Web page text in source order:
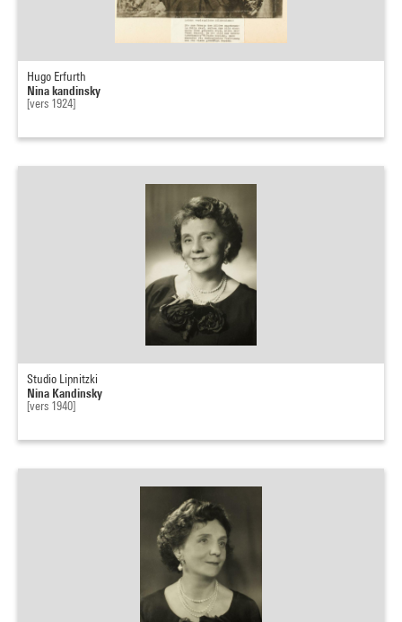
Hugo Erfurth
Nina kandinsky
[vers 1924]
Studio Lipnitzki
Nina Kandinsky
[vers 1940]